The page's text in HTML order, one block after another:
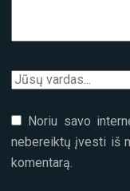
Noriu savo
nebereiktų įvesti iš
komentarą.